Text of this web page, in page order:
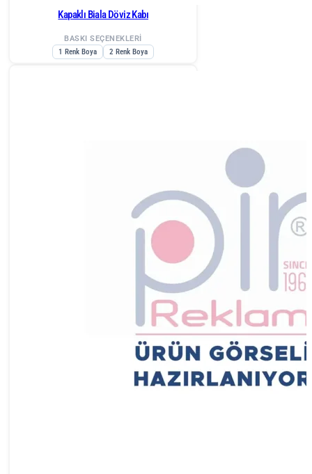
Kapaklı Biala Döviz Kabı
BASKI SEÇENEKLERİ
1 Renk Boya
2 Renk Boya